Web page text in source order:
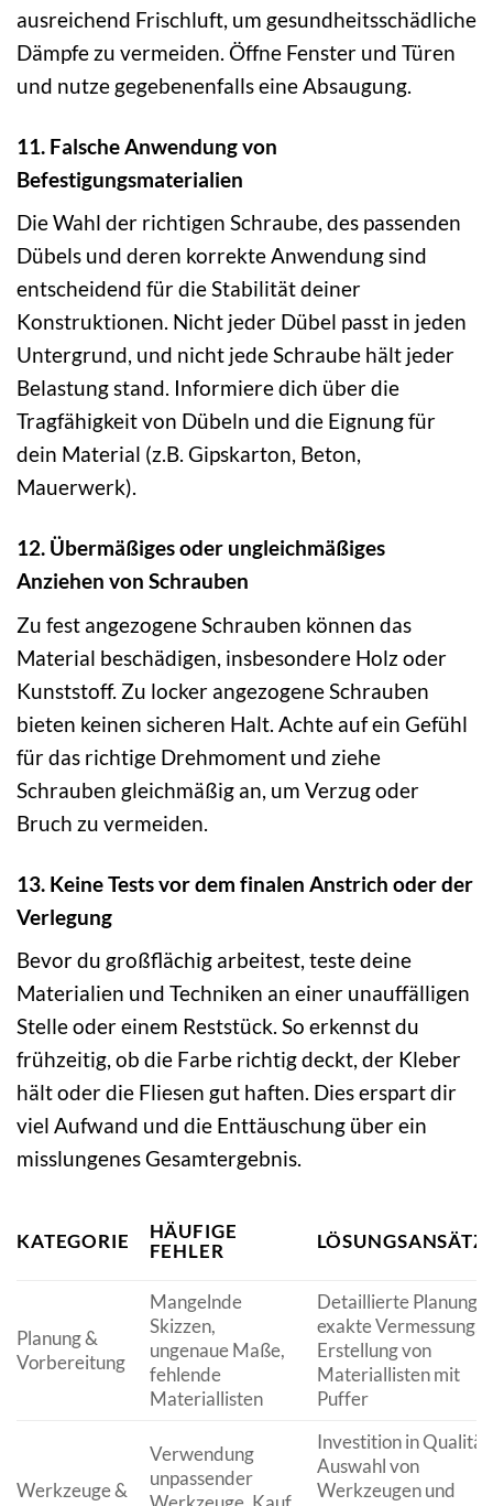
ausreichend Frischluft, um gesundheitsschädliche
Dämpfe zu vermeiden. Öffne Fenster und Türen
und nutze gegebenenfalls eine Absaugung.
11. Falsche Anwendung von
Befestigungsmaterialien
Die Wahl der richtigen Schraube, des passenden
Dübels und deren korrekte Anwendung sind
entscheidend für die Stabilität deiner
Konstruktionen. Nicht jeder Dübel passt in jeden
Untergrund, und nicht jede Schraube hält jeder
Belastung stand. Informiere dich über die
Tragfähigkeit von Dübeln und die Eignung für
dein Material (z.B. Gipskarton, Beton,
Mauerwerk).
12. Übermäßiges oder ungleichmäßiges
Anziehen von Schrauben
Zu fest angezogene Schrauben können das
Material beschädigen, insbesondere Holz oder
Kunststoff. Zu locker angezogene Schrauben
bieten keinen sicheren Halt. Achte auf ein Gefühl
für das richtige Drehmoment und ziehe
Schrauben gleichmäßig an, um Verzug oder
Bruch zu vermeiden.
13. Keine Tests vor dem finalen Anstrich oder der
Verlegung
Bevor du großflächig arbeitest, teste deine
Materialien und Techniken an einer unauffälligen
Stelle oder einem Reststück. So erkennst du
frühzeitig, ob die Farbe richtig deckt, der Kleber
hält oder die Fliesen gut haften. Dies erspart dir
viel Aufwand und die Enttäuschung über ein
misslungenes Gesamtergebnis.
KATEGORIE
HÄUFIGE
FEHLER
Planung &
Vorbereitung
Mangelnde
Skizzen,
ungenaue Maße,
fehlende
Materiallisten
Detaillierte Planung,
exakte Vermessung,
Erstellung von
Materiallisten mit
Puffer
Werkzeuge &
Verwendung
unpassender
Investition in Qualität,
Auswahl von
Werkzeugen und